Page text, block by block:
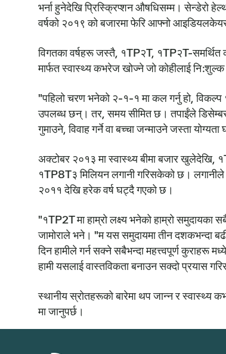
भर्ना हुनेदेखि प्रिस्क्रिप्शन औषधिसम्म। सेन्डेरो
वर्षको २०१९ को बजारमा फेरि आफ्नो
विगतका वर्षहरू जस्तै, १TP२T, १TP२T-
मार्फत स्वास्थ्य कभरेज खोज्ने जो कोहीलाई
"पहिलो चरण भनेको २-१-१ मा कल गर्नु हो, विकल्प
उपलब्ध छन्। तर, समय सीमित छ। तपाईंले डिसेम्बर
गुमाउने, विवाह गर्ने वा बच्चा जन्माउने जस्ता
अक्टोबर २०१३ मा स्वास्थ्य बीमा बजार खुलेदेखि,
१TP8T३ मिलियन लगानी गरिसकेको छ।
२०११ देखि हरेक वर्ष घट्दै गएको छ।
"१TP2T मा हाम्रो लक्ष्य भनेको हाम्रो समुदायका
जामोराले भने। "म यस समुदायमा तीन दशकभन्दा
दिन हामीले गर्न सक्ने सबैभन्दा महत्त्वपूर्ण कुराहरू
हामी यसलाई वास्तविकता बनाउन सक्दो प्रयास
स्थानीय स्रोतहरूको बारेमा थप जान्न र
मा जानुपर्छ।